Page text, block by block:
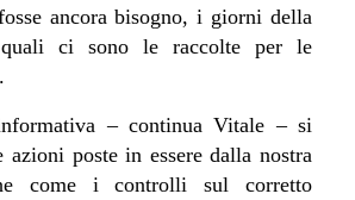
ancora bisogno, i giorni della
quali ci sono le raccolte per le
– continua Vitale – si
azioni poste in essere dalla nostra
come i controlli sul corretto